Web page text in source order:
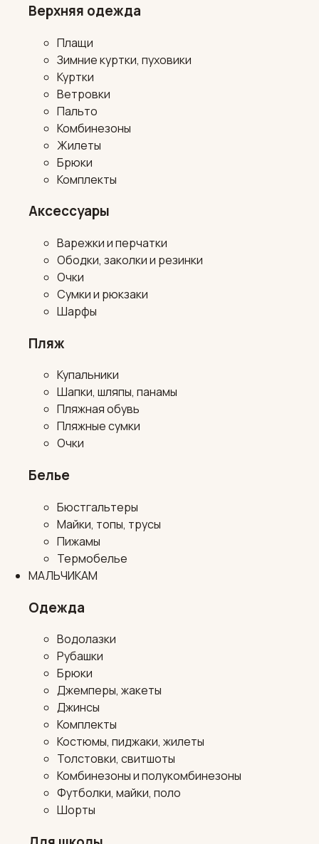
Верхняя одежда
Плащи
Зимние куртки, пуховики
Куртки
Ветровки
Пальто
Комбинезоны
Жилеты
Брюки
Комплекты
Аксессуары
Варежки и перчатки
Ободки, заколки и резинки
Очки
Сумки и рюкзаки
Шарфы
Пляж
Купальники
Шапки, шляпы, панамы
Пляжная обувь
Пляжные сумки
Очки
Белье
Бюстгальтеры
Майки, топы, трусы
Пижамы
Термобелье
МАЛЬЧИКАМ
Одежда
Водолазки
Рубашки
Брюки
Джемперы, жакеты
Джинсы
Комплекты
Костюмы, пиджаки, жилеты
Толстовки, свитшоты
Комбинезоны и полукомбинезоны
Футболки, майки, поло
Шорты